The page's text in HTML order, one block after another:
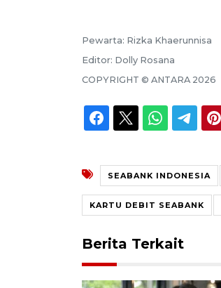
Pewarta: Rizka Khaerunnisa
Editor: Dolly Rosana
COPYRIGHT © ANTARA 2026
SEABANK INDONESIA
KARTU DEBIT SEABANK
Berita Terkait